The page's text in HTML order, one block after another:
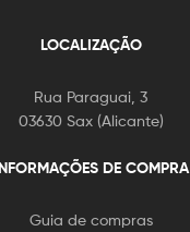
LOCALIZAÇÃO
Rua Paraguai, 3
03630 Sax (Alicante)
DE COMPRA
Guia de compras